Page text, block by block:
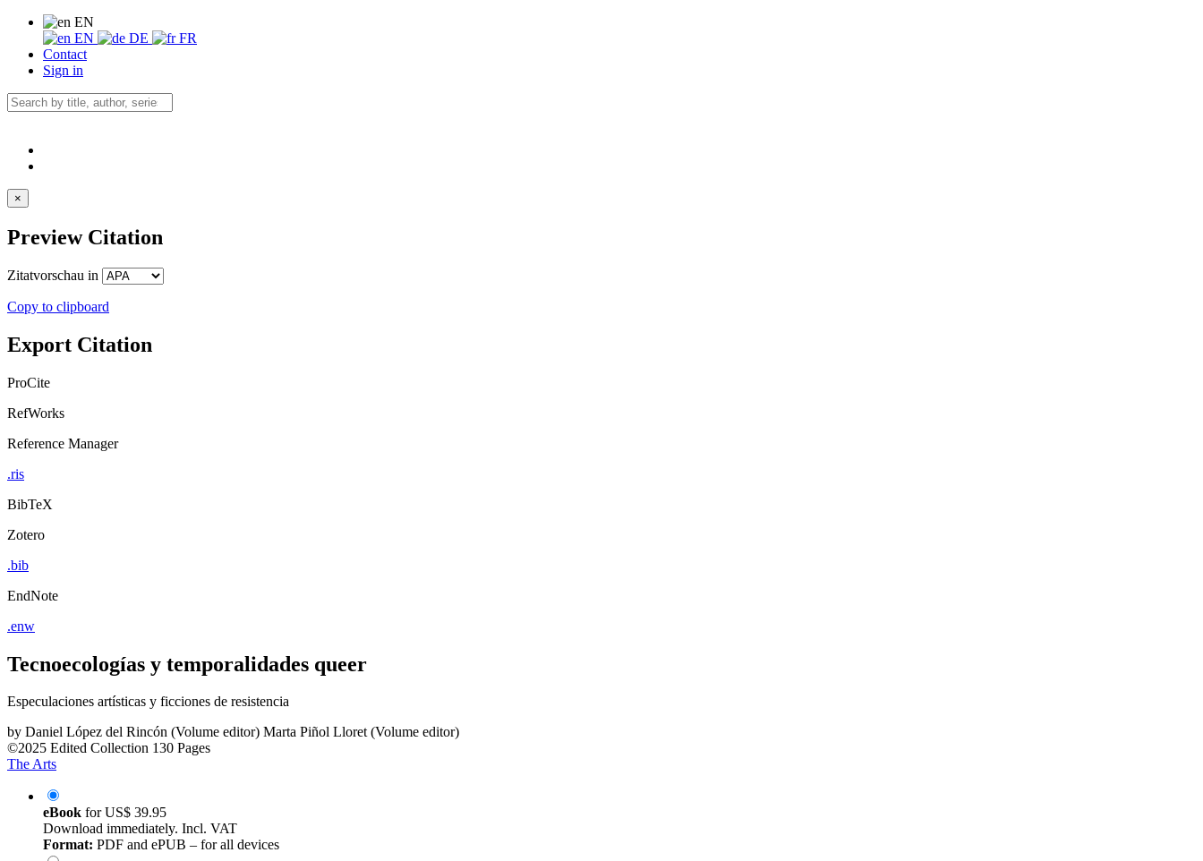
EN
EN
DE
FR
Contact
Sign in
×
Preview Citation
Zitatvorschau in
Copy to clipboard
Export Citation
ProCite
RefWorks
Reference Manager
.ris
BibTeX
Zotero
.bib
EndNote
.enw
Tecnoecologías y temporalidades queer
Especulaciones artísticas y ficciones de resistencia
by Daniel López del Rincón (Volume editor) Marta Piñol Lloret (Volume editor)
©2025 Edited Collection 130 Pages
The Arts
eBook forUS$ 39.95
Download immediately. Incl. VAT
Format: PDF and ePUB – for all devices